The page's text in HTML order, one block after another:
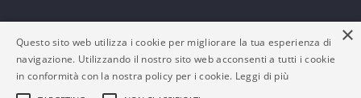
×
Questo sito web utilizza i cookie per migliorare la tua esperienza di
navigazione. Utilizzando il nostro sito web acconsenti a tutti i cookie
in conformità con la nostra policy per i cookie. Leggi di più